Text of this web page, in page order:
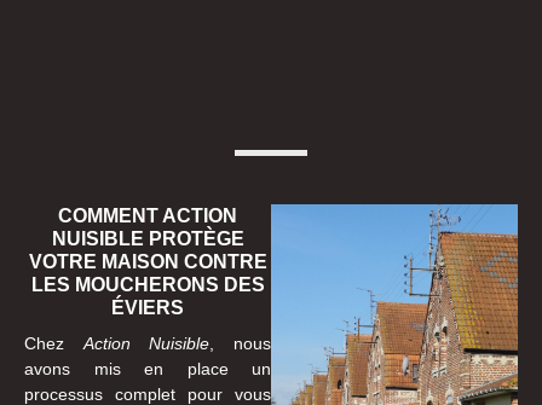
COMMENT ACTION
NUISIBLE PROTÈGE
VOTRE MAISON CONTRE
LES MOUCHERONS DES
ÉVIERS
Chez Action Nuisible , nous
avons mis en place un
processus complet pour vous